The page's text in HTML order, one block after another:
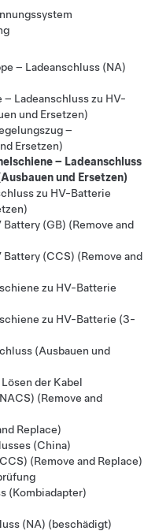
– Ladeanschluss (NA)
Ladeanschluss zu HV-
und Ersetzen)
–
Ersetzen)
– Ladeanschluss
und Ersetzen)
zu HV-Batterie
(GB) (Remove and
(CCS) (Remove and
zu HV-Batterie
zu HV-Batterie (3-
(Ausbauen und
der Kabel
(Remove and
Replace)
(China)
(Remove and Replace)
(Kombiadapter)
(NA) (beschädigt)